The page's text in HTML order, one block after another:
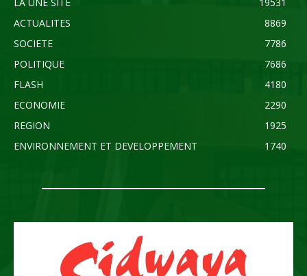
ACTUALITES
8869
SOCIETE
7786
POLITIQUE
7686
FLASH
4180
ECONOMIE
2290
REGION
1925
ENVIRONNEMENT ET DEVELOPPEMENT
1740